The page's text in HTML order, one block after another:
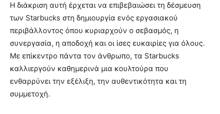
Η διάκριση αυτή έρχεται να επιβεβαιώσει τη δέσμευση
των Starbucks στη δημιουργία ενός εργασιακού
περιβάλλοντος όπου κυριαρχούν ο σεβασμός, η
συνεργασία, η αποδοχή και οι ίσες ευκαιρίες για όλους.
Με επίκεντρο πάντα τον άνθρωπο, τα Starbucks
καλλιεργούν καθημερινά μια κουλτούρα που
ενθαρρύνει την εξέλιξη, την αυθεντικότητα και τη
συμμετοχή.